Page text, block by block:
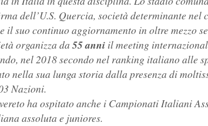
dell’U.S. Quercia, società determinante nel
il suo continuo aggiornamento in oltre mezzo
organizza da 55 anni il meeting
nel 2018 secondo nel ranking italiano alle
nella sua lunga storia dalla presenza di
Nazioni.
ha ospitato anche i Campionati Italiani
assoluta e juniores.